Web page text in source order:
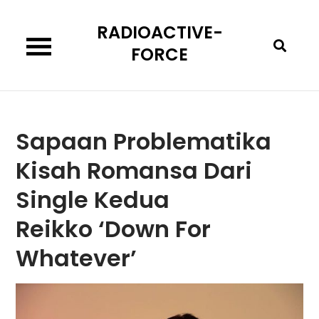
content
RADIOACTIVE-
FORCE
Sapaan Problematika
Kisah Romansa Dari
Single Kedua
Reikko ‘Down For
Whatever’